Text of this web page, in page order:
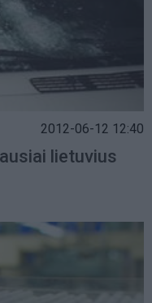
2012-06-12 12:40
lietuvius